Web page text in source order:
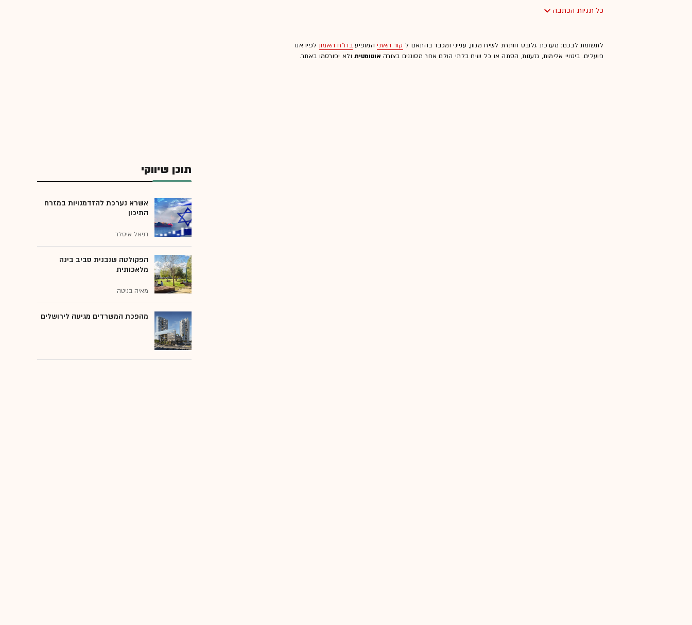
כל תגיות הכתבה
לתשומת לבכם: מערכת גלובס חותרת לשיח מגוון, ענייני ומכבד בהתאם ל קוד האתיהמופיעבדו"ח האמון לפיו אנו
פועלים. ביטויי אלימות, גזענות, הסתה או כל שיח בלתי הולם אחר מסוננים בצורה אוטומטיתולא יפורסמו באתר.
תוכן שיווקי
אשרא נערכת להזדמנויות במזרח
התיכון
דניאל איסלר
הפקולטה שנבנית סביב בינה
מלאכותית
מאיה בניטה
מהפכת המשרדים מגיעה לירושלים